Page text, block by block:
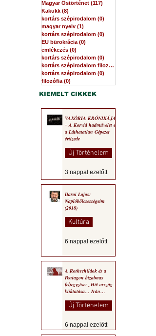
Magyar Őstörténet (117)
Kakukk (8)
kortárs szépirodalom (0)
magyar nyelv (1)
kortárs szépirodalom (0)
EU bürokrácia (0)
emlékezés (0)
kortárs szépirodalom (0)
kortárs szépirodalom filozófia
kortárs szépirodalom (0)
filozófia (0)
KIEMELT CIKKEK
VAXÓRIA KRÓNIKÁJA
‒ A Korvid hadművelet és
a Láthatatlan Gépezet
évtizede
Új Történelem
3 nappal ezelőtt
Darai Lajos:
Naplóbölcsességeim
(2018)
Kultúra
6 nappal ezelőtt
A Rothschildok és a
Pentagon bizalmas
feljegyzése: „Hét ország
kiiktatása… Irán
Új Történelem
6 nappal ezelőtt